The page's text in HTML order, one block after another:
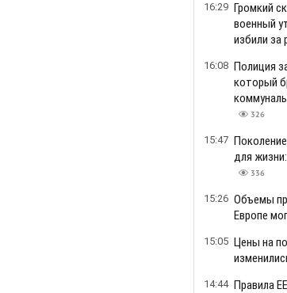
16:29 Громкий
военный
избили за
16:08 Полиция
который
326
15:47
для
336
15:26 Объемы
Европе
15:05 Цены на
14:44 Правила